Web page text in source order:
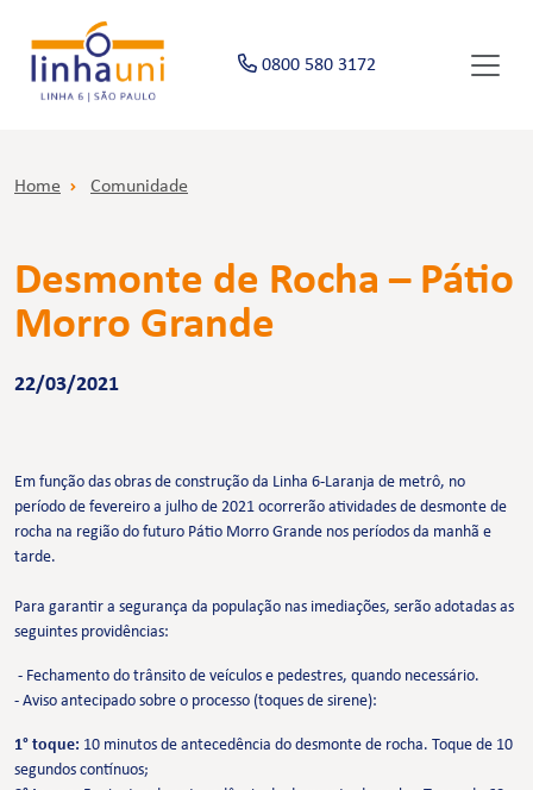
0800 580 3172
Home Comunidade
Desmonte de Rocha – Pátio
Morro Grande
22/03/2021
Em função das obras de construção da Linha 6-Laranja de metrô, no
período de fevereiro a julho de 2021 ocorrerão atividades de desmonte de
rocha na região do futuro Pátio Morro Grande nos períodos da manhã e
tarde.
Para garantir a segurança da população nas imediações, serão adotadas as
seguintes providências:
- Fechamento do trânsito de veículos e pedestres, quando necessário.
- Aviso antecipado sobre o processo (toques de sirene):
1° toque: 10 minutos de antecedência do desmonte de rocha. Toque de 10
segundos contínuos;